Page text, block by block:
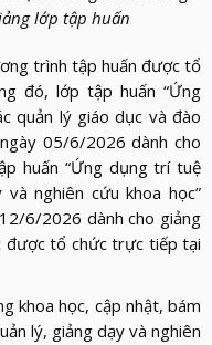
lớp tập huấn
trình tập huấn được tổ
đó, lớp tập huấn “Ứng
quản lý giáo dục và đào
05/6/2026 dành cho
huấn “Ứng dụng trí tuệ
nghiên cứu khoa học”
6/2026 dành cho giảng
được tổ chức trực tiếp tại
khoa học, cập nhật, bám
lý, giảng dạy và nghiên